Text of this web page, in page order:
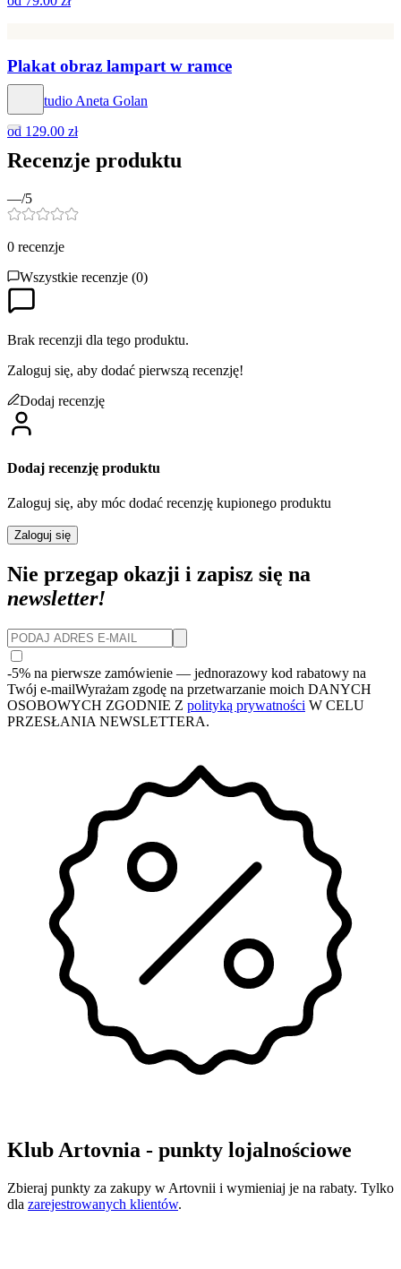
Plakat obraz lampart w ramce
Hog Studio Aneta Golan
od 129.00 zł
Recenzje produktu
—/5
0 recenzje
Wszystkie recenzje (0)
Brak recenzji dla tego produktu.
Zaloguj się, aby dodać pierwszą recenzję!
Dodaj recenzję
Dodaj recenzję produktu
Zaloguj się, aby móc dodać recenzję kupionego produktu
Zaloguj się
Nie przegap okazji i zapisz się na
newsletter!
-5% na pierwsze zamówienie — jednorazowy kod rabatowy na
Twój e-mailWyrażam zgodę na przetwarzanie moich DANYCH
OSOBOWYCH ZGODNIE Z polityką prywatności W CELU
PRZESŁANIA NEWSLETTERA.
Klub Artovnia - punkty lojalnościowe
Zbieraj punkty za zakupy w Artovnii i wymieniaj je na rabaty. Tylko
dla zarejestrowanych klientów.